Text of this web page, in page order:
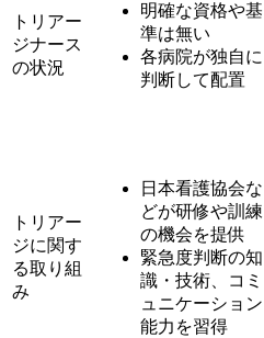
トリアー
ジナース
の状況
明確な資格や基
準は無い
各病院が独自に
判断して配置
トリアー
ジに関す
る取り組
み
日本看護協会な
どが研修や訓練
の機会を提供
緊急度判断の知
識・技術、コミ
ュニケーション
能力を習得